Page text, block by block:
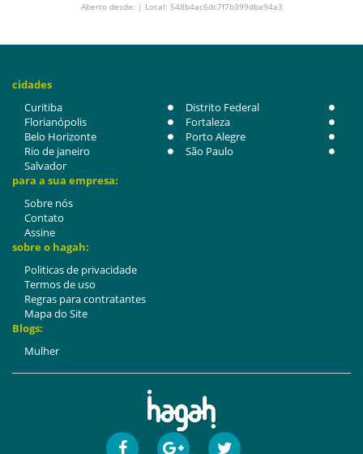
Aberto desde: | Local: 548b4ac6dc7f7b399dba94a3
cidades
Curitiba
Distrito Federal
Florianópolis
Fortaleza
Belo Horizonte
Porto Alegre
Rio de janeiro
São Paulo
Salvador
para a sua empresa:
Sobre nós
Contato
Assine
sobre o hagah:
Politicas de privacidade
Termos de uso
Regras para contratantes
Mapa do Site
Blogs:
Mulher